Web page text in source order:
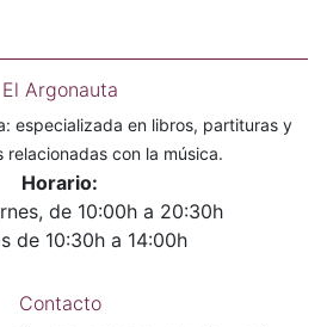
El Argonauta
especializada en libros, partituras y
relacionadas con la música.
Horario:
de 10:00h a 20:30h
de 10:30h a 14:00h
Contacto